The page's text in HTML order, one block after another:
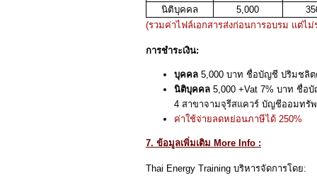
นิติบุคคล
5,000
(รวมค่าไฟล์เอกสารส่งก่อนการอบรม แต่ไ
การชำระเงิน:
บุคคล 5,000 บาท ชื่อบัญชี ปริมชลิ
นิติบุคคล 5,000 +Vat 7% บาท ชื่อ
4 สาขาจามจุรีสแควร์ บัญชีออมทรั
ค่าใช้จ่ายลดหย่อนภาษีได้ 250%
7. ข้อมูลเพิ่มเติม More Info :
Thai Energy Training บริหารจัดการโดย: